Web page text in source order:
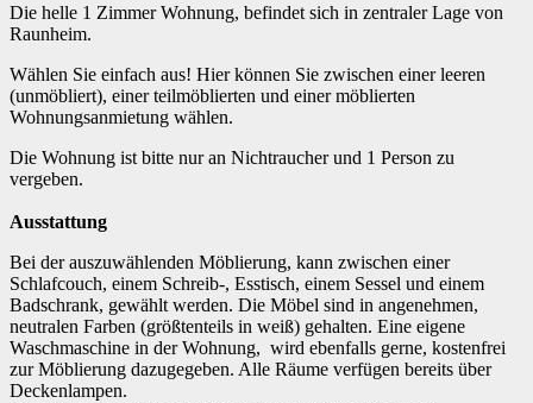
Die helle 1 Zimmer Wohnung, befindet sich in zentraler Lage von
Raunheim.
Wählen Sie einfach aus! Hier können Sie zwischen einer leeren
(unmöbliert), einer teilmöblierten und einer möblierten
Wohnungsanmietung wählen.
Die Wohnung ist bitte nur an Nichtraucher und 1 Person zu
vergeben.
Ausstattung
Bei der auszuwählenden Möblierung, kann zwischen einer
Schlafcouch, einem Schreib-, Esstisch, einem Sessel und einem
Badschrank, gewählt werden. Die Möbel sind in angenehmen,
neutralen Farben (größtenteils in weiß) gehalten. Eine eigene
Waschmaschine in der Wohnung, wird ebenfalls gerne, kostenfrei
zur Möblierung dazugegeben. Alle Räume verfügen bereits über
Deckenlampen.